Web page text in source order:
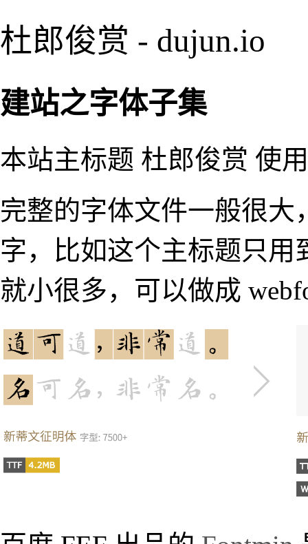
杜郎俊赏 - dujun.io
建站之字体子集
本站主标题 杜郎俊赏 使
完整的字体文件一般很
字，比如这个主标题只
就小很多，可以做成